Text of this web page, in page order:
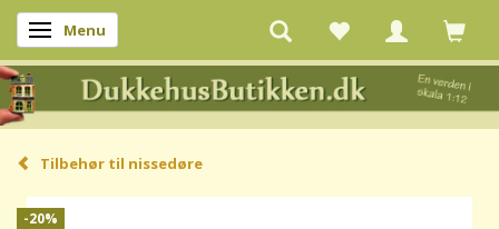
Skifte navigation
Menu
Tilbehør til nissedøre
-20%